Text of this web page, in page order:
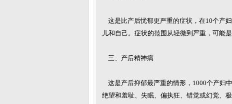
这是比产后忧郁更严重的症状，在10个产
儿和自己。症状的范围从轻微到严重，可能
三、产后精神病
这是产后抑郁最严重的情形，1000个产妇
绝望和羞耻、失眠、偏执狂、错觉或幻觉、